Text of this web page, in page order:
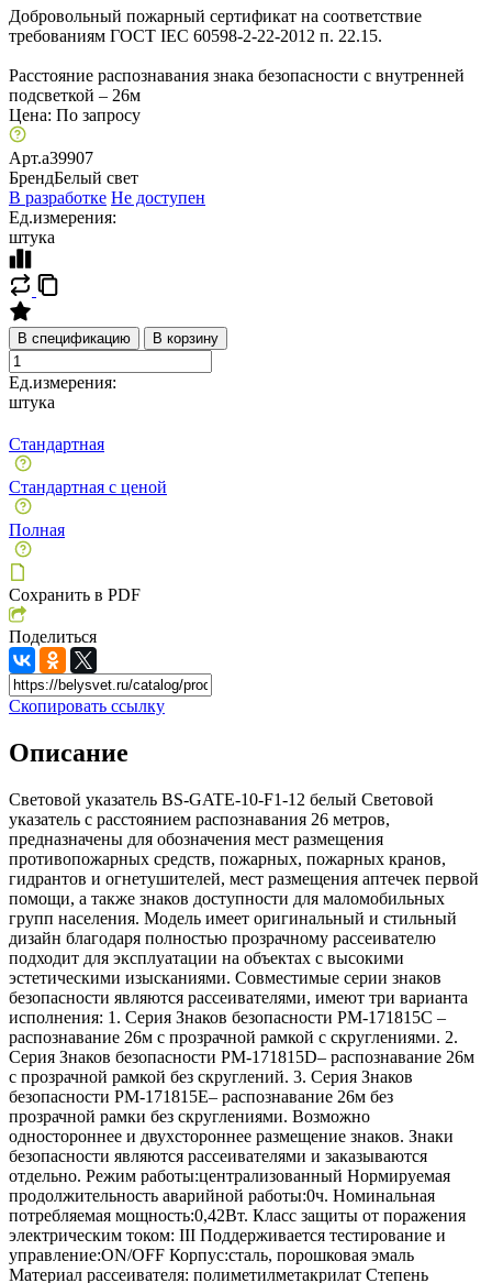
Добровольный пожарный сертификат на соответствие
требованиям ГОСТ IEC 60598-2-22-2012 п. 22.15.
Расстояние распознавания знака безопасности с внутренней
подсветкой – 26м
Цена: По запросу
Арт.a39907
БрендБелый свет
В разработке Не доступен
Ед.измерения:
штука
В спецификацию В корзину
Ед.измерения:
штука
Стандартная
Стандартная с ценой
Полная
Сохранить в PDF
Поделиться
Скопировать ссылку
Описание
Световой указатель BS-GATE-10-F1-12 белый Световой
указатель с расстоянием распознавания 26 метров,
предназначены для обозначения мест размещения
противопожарных средств, пожарных, пожарных кранов,
гидрантов и огнетушителей, мест размещения аптечек первой
помощи, а также знаков доступности для маломобильных
групп населения. Модель имеет оригинальный и стильный
дизайн благодаря полностью прозрачному рассеивателю
подходит для эксплуатации на объектах с высокими
эстетическими изысканиями. Совместимые серии знаков
безопасности являются рассеивателями, имеют три варианта
исполнения: 1. Серия Знаков безопасности PM-171815C –
распознавание 26м с прозрачной рамкой с скруглениями. 2.
Серия Знаков безопасности PM-171815D– распознавание 26м
с прозрачной рамкой без скруглений. 3. Серия Знаков
безопасности PM-171815E– распознавание 26м без
прозрачной рамки без скруглениями. Возможно
одностороннее и двухстороннее размещение знаков. Знаки
безопасности являются рассеивателями и заказываются
отдельно. Режим работы:централизованный Нормируемая
продолжительность аварийной работы:0ч. Номинальная
потребляемая мощность:0,42Вт. Класс защиты от поражения
электрическим током: III Поддерживается тестирование и
управление:ON/OFF Корпус:сталь, порошковая эмаль
Материал рассеивателя: полиметилметакрилат Степень